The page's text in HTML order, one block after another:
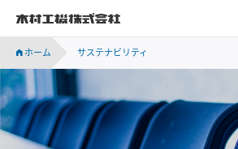
ホーム サステナビリティ